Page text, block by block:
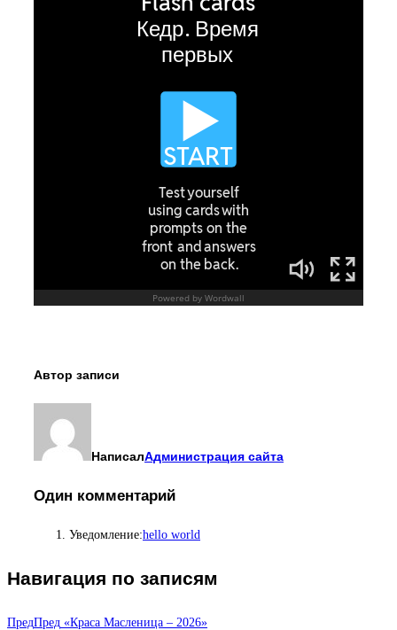
Автор записи
НаписалАдминистрация сайта
Один комментарий
Уведомление:hello world
Навигация по записям
ПредПред «Краса Масленица – 2026»